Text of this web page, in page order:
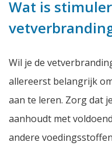
Wat is
Wil je de
allereerst belangrijk
aan te leren. Zorg dat
aanhoudt met
andere